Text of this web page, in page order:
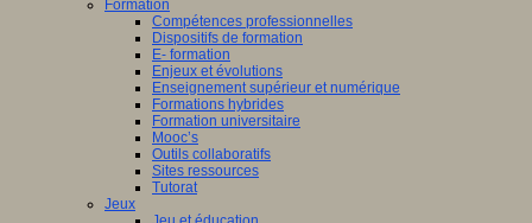
Formation
Compétences professionnelles
Dispositifs de formation
E- formation
Enjeux et évolutions
Enseignement supérieur et numérique
Formations hybrides
Formation universitaire
Mooc’s
Outils collaboratifs
Sites ressources
Tutorat
Jeux